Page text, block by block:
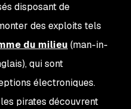
disposant de
des exploits tels
du milieu (man-in-
qui sont
électroniques.
pirates découvrent